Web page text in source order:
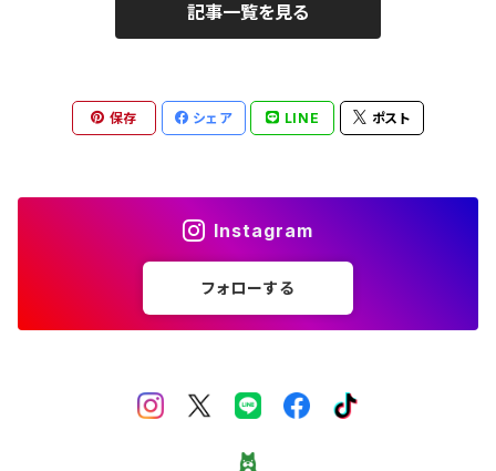
記事一覧を見る
保存 シェア LINE ポスト
Instagram
フォローする